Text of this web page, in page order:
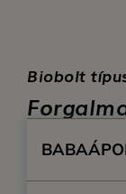
Biobolt